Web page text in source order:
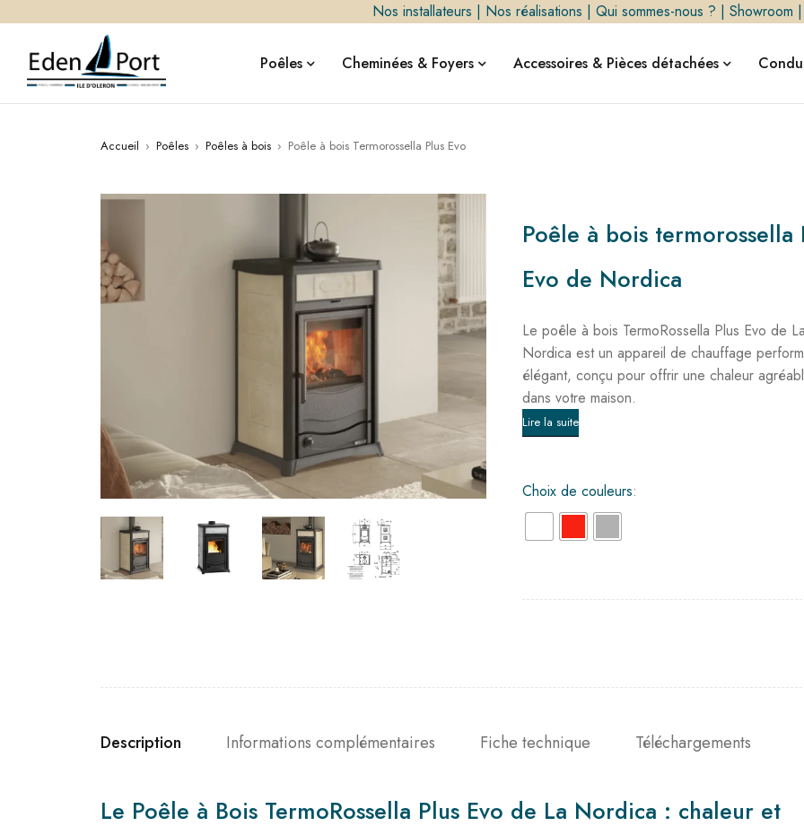
Nos installateurs | Nos réalisations | Qui sommes-nous ? | Showroom |
Poêles Cheminées & Foyers Accessoires & Pièces détachées
Accueil › Poêles › Poêles à bois › Poêle à bois Termorossella Plus Evo
Poêle à bois termorossella
Evo de Nordica
Le poêle à bois TermoRossella Plus Evo de La
Nordica est un appareil de chauffage
élégant, conçu pour offrir une chaleur
dans votre maison.
Lire la suite
Choix de couleurs
Description Informations complémentaires Fiche technique Téléchargements
Le Poêle à Bois TermoRossella Plus Evo de La Nordica : chaleur et